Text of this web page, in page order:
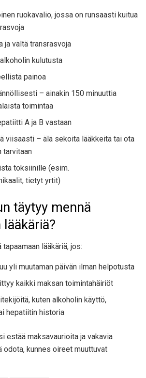
ruokavalio, jossa on runsaasti kuitua
ja vältä transrasvoja
kulutusta
painoa
– ainakin 150 minuuttia
toimintaa
A ja B vastaan
viisaasti – älä sekoita lääkkeitä tai ota
tarvitaan
toksiinille (esim.
tietyt yrtit)
täytyy mennä
lääkäriä, jos:
yli muutaman päivän ilman helpotusta
kaikki maksan toimintahäiriöt
kuten alkoholin käyttö,
hepatiitin historia
estää maksavaurioita ja vakavia
odota, kunnes oireet muuttuvat